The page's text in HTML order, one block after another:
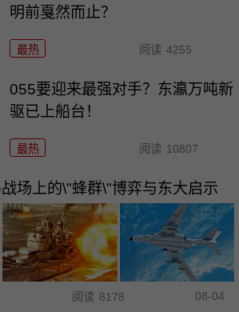
明前戛然而止？
最热 阅读 4255
055要迎来最强对手？东瀛万吨新
驱已上船台！
最热 阅读 10807
场上的\"蜂群\"博弈与东大启示
阅读 8178 08-04